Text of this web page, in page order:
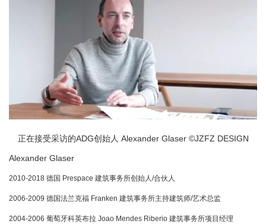
正在接受采访的ADG创始人 Alexander Glaser ©JZFZ DESIGN
Alexander Glaser
2010-2018 德国 Prespace 建筑事务所创始人/合伙人
2006-2009 德国法兰克福 Franken 建筑事务所主持建筑师/艺术总监
2004-2006 葡萄牙科英布拉 Joao Mendes Riberio 建筑事务所项目经理